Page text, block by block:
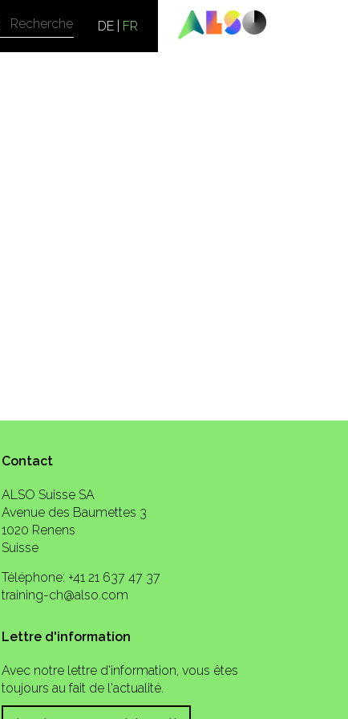
DE FR
Contact
ALSO Suisse SA
Avenue des Baumettes 3
1020 Renens
Suisse
Téléphone: +41 21 637 47 37
training-ch@also.com
Lettre d'information
Avec notre lettre d'information, vous êtes
toujours au fait de l'actualité.